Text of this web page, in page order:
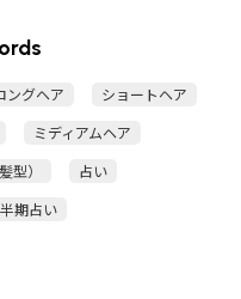
ングヘア
ショートヘア
ミディアムヘア
型）
占い
期占い